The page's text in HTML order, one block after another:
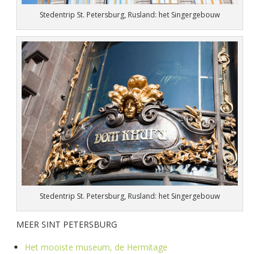
Stedentrip St. Petersburg, Rusland: het Singergebouw
Stedentrip St. Petersburg, Rusland: het Singergebouw
MEER SINT PETERSBURG
Het mooiste museum, de Hermitage